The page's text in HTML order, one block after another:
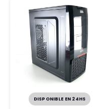
DISPONIBLE EN 24HS